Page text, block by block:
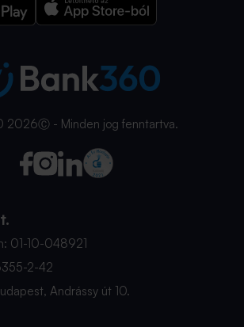
2026Ⓒ - Minden jog fenntartva.
01-10-048921
2-42
Andrássy út 10.